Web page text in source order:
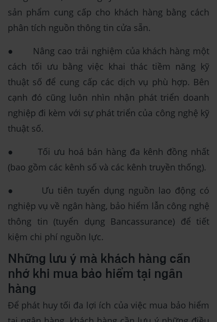
sản phẩm cung cấp cho khách hàng bằng cách
phân tích nguồn thông tin cửa sẵn.
● Nâng cao trải nghiệm của khách hàng một
cách tối ưu bằng việc khai thác tiềm năng kỹ
thuật số để cung cấp các dịch vụ phù hợp. Bên
cạnh đó cũng luôn nhìn nhận phát triển doanh
nghiệp đi kèm với sự phát triển của công nghệ kỹ
thuật số.
● Tối ưu hoá bán hàng đa kênh đồng nhất
(bao gồm các kênh số và các kênh truyền thống).
● Ưu tiên tuyển dụng nguồn lao động có
nghiệp vụ về ngân hàng, bảo hiểm lẫn công nghệ
thông tin (tuyển dụng Bancassurance) để tiết
kiệm chi phí nguồn lực.
Những lưu ý mà khách hàng cần
nhớ khi mua bảo hiểm tại ngân
hàng
Để phát huy tối đa lợi ích của việc mua bảo hiểm